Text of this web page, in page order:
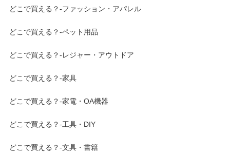
どこで買える？-ファッション・アパレル
どこで買える？-ペット用品
どこで買える？-レジャー・アウトドア
どこで買える？-家具
どこで買える？-家電・OA機器
どこで買える？-工具・DIY
どこで買える？-文具・書籍